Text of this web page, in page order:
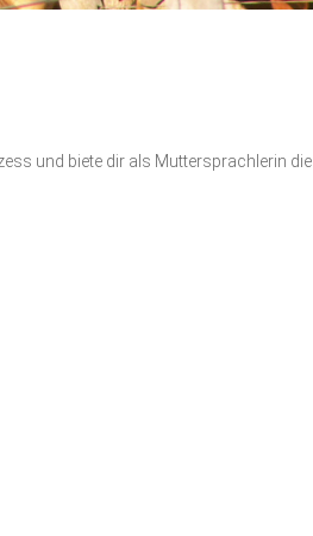
und biete dir als Muttersprachlerin die